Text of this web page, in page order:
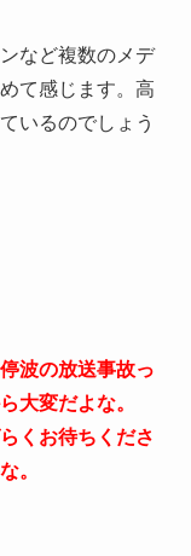
など複数のメデ
て感じます。高
いるのでしょう
波の放送事故っ
大変だよな。
くお待ちくださ
。